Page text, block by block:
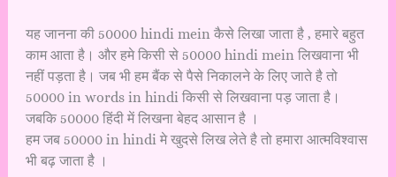
यह जानना की 50000 hindi mein कैसे लिखा जाता है , हमारे बहुत
काम आता है। और हमे किसी से 50000 hindi mein लिखवाना भी
नहीं पड़ता है। जब भी हम बैंक से पैसे निकालने के लिए जाते है तो
50000 in words in hindi किसी से लिखवाना पड़ जाता है।
जबकि 50000 हिंदी में लिखना बेहद आसान है ।
हम जब 50000 in hindi मे खुदसे लिख लेते है तो हमारा आत्मविश्वास
भी बढ़ जाता है ।